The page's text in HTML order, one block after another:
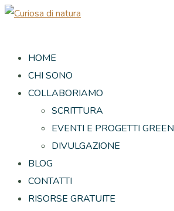
HOME
CHI SONO
COLLABORIAMO
SCRITTURA
EVENTI E PROGETTI GREEN
DIVULGAZIONE
BLOG
CONTATTI
RISORSE GRATUITE